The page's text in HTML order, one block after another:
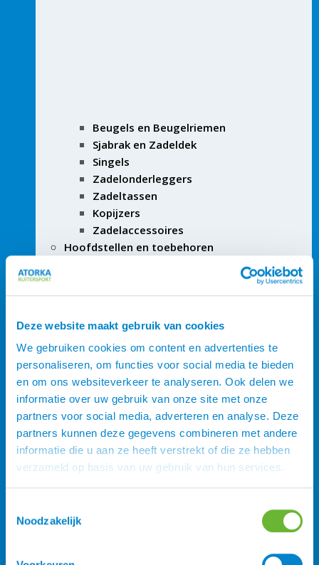
Deze website maakt gebruik van cookies
We gebruiken cookies om content en advertenties te
personaliseren, om functies voor social media te bieden
en om ons websiteverkeer te analyseren. Ook delen we
informatie over uw gebruik van onze site met onze
partners voor social media, adverteren en analyse. Deze
partners kunnen deze gegevens combineren met andere
informatie die u aan ze heeft verstrekt of die ze hebben
verzameld op basis van uw gebruik van hun services.
Noodzakelijk
Beugels en Beugelriemen
Sjabrak en Zadeldek
Singels
Zadelonderleggers
Zadeltassen
Kopijzers
Zadelaccessoires
Hoofdstellen en toebehoren